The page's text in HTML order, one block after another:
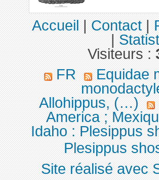
Accueil|Contact|
|
Visiteurs :
FR
Equidae
Allohippus, (…)
America ;
Idaho : Plesippus
Plesippus
Site réalisé avec